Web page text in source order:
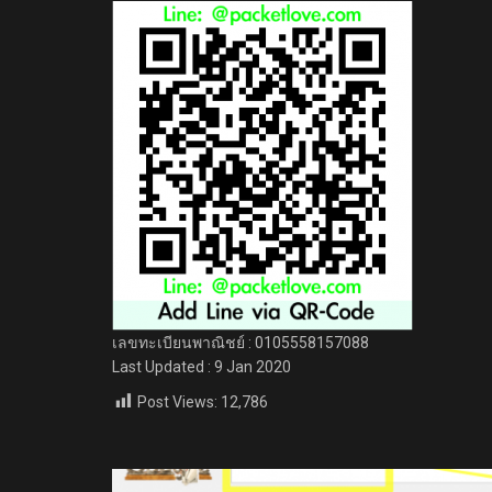
เลขทะเบียนพาณิชย์ : 0105558157088
Last Updated : 9 Jan 2020
Post Views: 12,786